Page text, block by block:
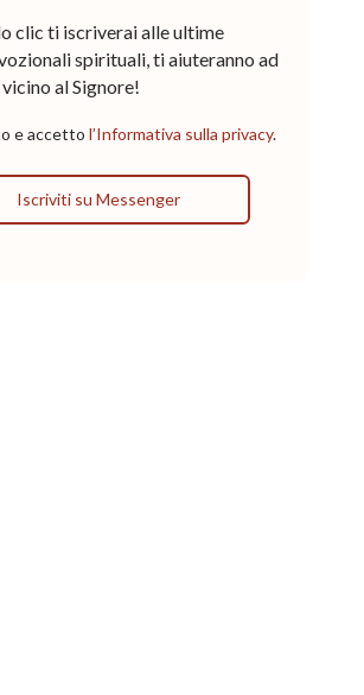
clic ti iscriverai alle ultime
spirituali, ti aiuteranno ad
al Signore!
e accetto l’Informativa sulla privacy.
Iscriviti su Messenger